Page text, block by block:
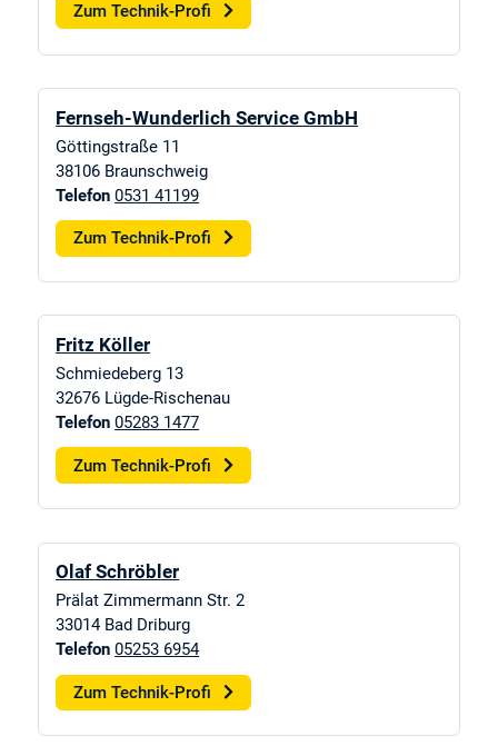
Zum Technik-Profi
Fernseh-Wunderlich Service GmbH
Göttingstraße 11
38106 Braunschweig
Telefon 0531 41199
Zum Technik-Profi
Fritz Köller
Schmiedeberg 13
32676 Lügde-Rischenau
Telefon 05283 1477
Zum Technik-Profi
Olaf Schröbler
Prälat Zimmermann Str. 2
33014 Bad Driburg
Telefon 05253 6954
Zum Technik-Profi